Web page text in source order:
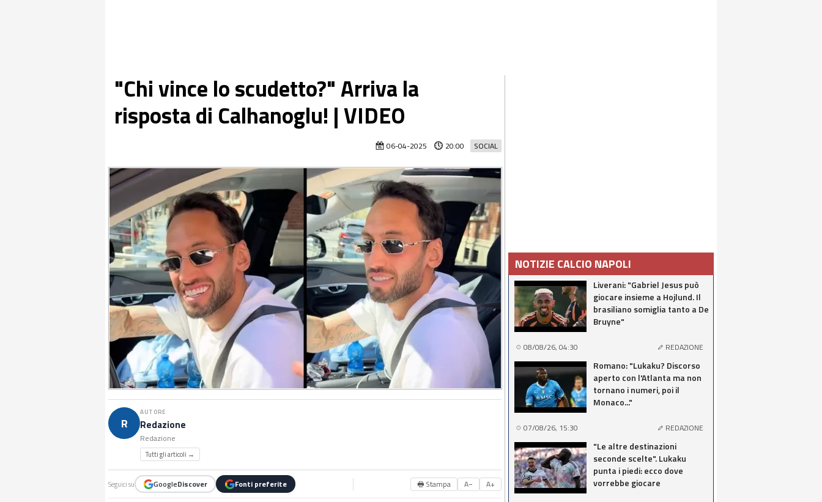
"Chi vince lo scudetto?" Arriva la
risposta di Calhanoglu! | VIDEO
SOCIAL
06-04-2025 20:00
R
AUTORE
Redazione
Redazione
Tutti gli articoli →
Seguici su GoogleDiscover Fonti preferite 🖶 Stampa A− A+
NOTIZIE CALCIO NAPOLI
Liverani: "Gabriel Jesus può
giocare insieme a Hojlund. Il
brasiliano somiglia tanto a De
Bruyne"
08/08/26, 04:30 REDAZIONE
Romano: "Lukaku? Discorso
aperto con l'Atlanta ma non
tornano i numeri, poi il
Monaco..."
07/08/26, 15:30 REDAZIONE
"Le altre destinazioni
seconde scelte". Lukaku
punta i piedi: ecco dove
vorrebbe giocare